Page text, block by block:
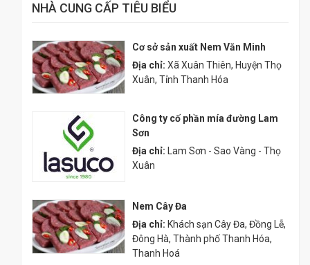
NHÀ CUNG CẤP TIÊU BIỂU
Cơ sở sản xuất Nem Văn Minh
Địa chỉ: Xã Xuân Thiên, Huyện Thọ
Xuân, Tỉnh Thanh Hóa
Công ty cố phần mía đường Lam
Sơn
Địa chỉ: Lam Sơn - Sao Vàng - Thọ
Xuân
Nem Cây Đa
Địa chỉ: Khách sạn Cây Đa, Đồng Lễ,
Đông Hà, Thành phố Thanh Hóa,
Thanh Hoá